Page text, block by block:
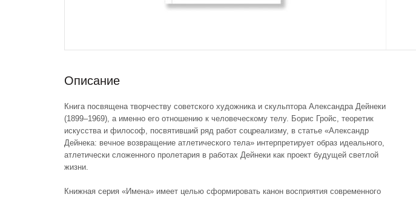
Описание
Книга посвящена творчеству советского художника и скульптора Александра Дейнеки
(1899–1969), а именно его отношению к человеческому телу. Борис Гройс, теоретик
искусства и философ, посвятивший ряд работ соцреализму, в статье «Александр
Дейнека: вечное возвращение атлетического тела» интерпретирует образ идеального,
атлетически сложенного пролетария в работах Дейнеки как проект будущей светлой
жизни.
Книжная серия «Имена» имеет целью сформировать канон восприятия современного